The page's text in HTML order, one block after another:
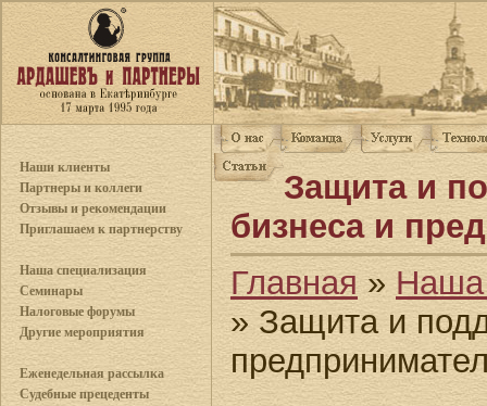
Наши клиенты
Партнеры и коллеги
Отзывы и рекомендации
Приглашаем к партнерству
Наша специализация
Семинары
Налоговые форумы
Другие мероприятия
Еженедельная рассылка
Судебные прецеденты
Защита и
бизнеса и
Главная »Наша
» Защита и